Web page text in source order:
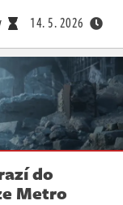
14. 5. 2026
do
Metro